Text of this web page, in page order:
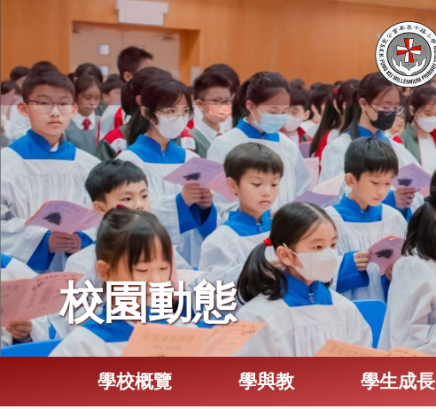
校園動態
學校概覽 學與教 學生成長